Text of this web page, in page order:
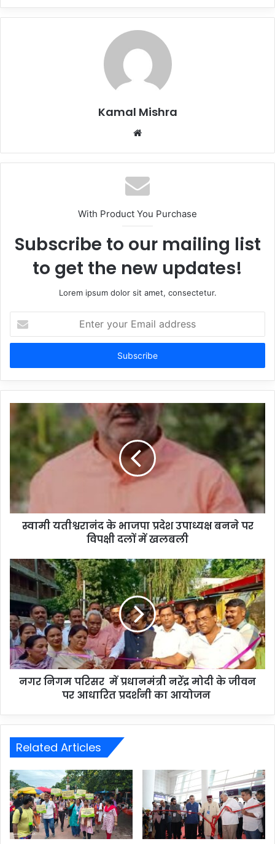
Kamal Mishra
Website
With Product You Purchase
Subscribe to our mailing list
to get the new updates!
Lorem ipsum dolor sit amet, consectetur.
your
Email
स्वामी यतीश्वरानंद के भाजपा प्रदेश उपाध्यक्ष बनने पर
विपक्षी दलों में खलबली
नगर निगम परिसर में प्रधानमंत्री नरेंद्र मोदी के जीवन
पर आधारित प्रदर्शनी का आयोजन
Related Articles